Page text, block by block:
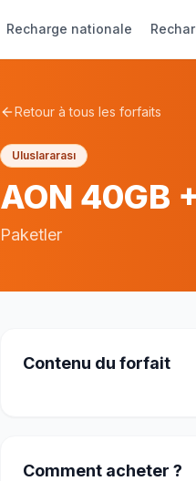
Recharge nationale
Retour à tous les forfaits
Uluslararası
AON 40GB
Paketler
Contenu du forfait
Comment acheter ?